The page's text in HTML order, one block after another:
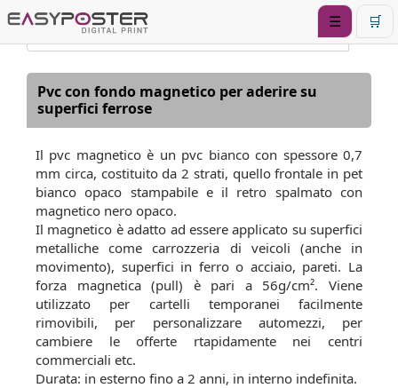
☰ 🛒
Pvc con fondo magnetico per aderire su
superfici ferrose
Il pvc magnetico è un pvc bianco con spessore 0,7
mm circa, costituito da 2 strati, quello frontale in pet
bianco opaco stampabile e il retro spalmato con
magnetico nero opaco.
Il magnetico è adatto ad essere applicato su superfici
metalliche come carrozzeria di veicoli (anche in
movimento), superfici in ferro o acciaio, pareti. La
forza magnetica (pull) è pari a 56g/cm². Viene
utilizzato per cartelli temporanei facilmente
rimovibili, per personalizzare automezzi, per
cambiere le offerte rtapidamente nei centri
commerciali etc.
Durata: in esterno fino a 2 anni, in interno indefinita.